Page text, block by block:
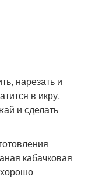
нарезать и
в икру.
и сделать
кабачковая